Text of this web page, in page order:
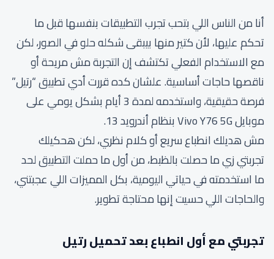
أنا من الناس اللي بتحب تجرب التطبيقات بنفسها قبل ما
تحكم عليها، لأن كتير منها بيبقى شكله حلو في الصور، لكن
مع الاستخدام الفعلي تكتشف إن التجربة مش مريحة أو
ناقصها حاجات أساسية. علشان كده قررت أدي تطبيق “رتيل”
فرصة حقيقية، واستخدمه لمدة 3 أيام بشكل يومي على
موبايل Vivo Y76 5G بنظام أندرويد 13.
مش هديلك انطباع سريع أو كلام نظري، لكن هحكيلك
تجربتي زي ما حصلت بالظبط، من أول ما حملت التطبيق لحد
ما استخدمته في حياتي اليومية، بكل المميزات اللي عجبتني،
والحاجات اللي حسيت إنها محتاجة تطوير.
تجربتي مع أول انطباع بعد تحميل رتيل